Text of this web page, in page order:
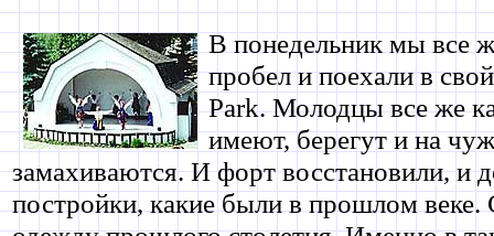
В понедельник мы все
пробел и поехали в
Park. Молодцы все же
имеют, берегут и на
замахиваются. И форт восстановили, и
постройки, какие были в прошлом веке.